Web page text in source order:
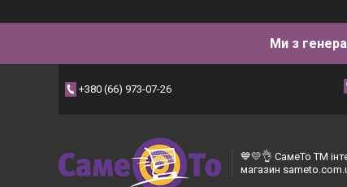
Ми з
+380 (66) 973-07-26
💙💛👌 СамеТо ТМ
магазин